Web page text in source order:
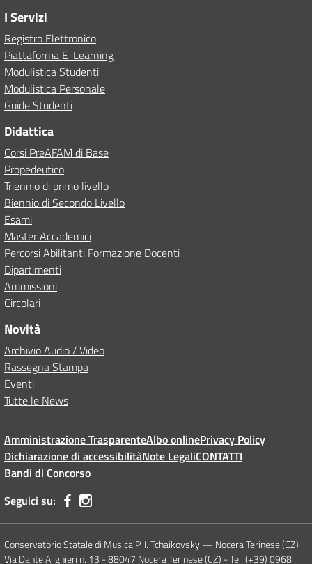
I Servizi
Registro Elettronico
Piattaforma E-Learning
Modulistica Studenti
Modulistica Personale
Guide Studenti
Didattica
Corsi PreAFAM di Base
Propedeutico
Triennio di primo livello
Biennio di Secondo Livello
Esami
Master Accademici
Percorsi Abilitanti Formazione Docenti
Dipartimenti
Ammissioni
Circolari
Novità
Archivio Audio / Video
Rassegna Stampa
Eventi
Tutte le News
Amministrazione TrasparenteAlbo onlinePrivacy Policy
Dichiarazione di accessibilitàNote LegaliCONTATTI
Bandi di Concorso
Seguici su:
Conservatorio Statale di Musica P. I. Tchaikovsky — Nocera Terinese (CZ)
Via Dante Alighieri n. 13 - 88047 Nocera Terinese (CZ) - Tel. (+39) 0968